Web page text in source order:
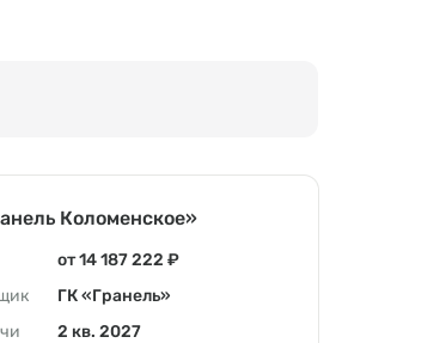
Коломенское»
от 14 187 222 ₽
ГК «Гранель»
2 кв. 2027